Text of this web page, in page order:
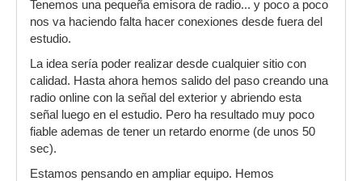
Tenemos una pequeña emisora de radio... y poco a poco
nos va haciendo falta hacer conexiones desde fuera del
estudio.
La idea sería poder realizar desde cualquier sitio con
calidad. Hasta ahora hemos salido del paso creando una
radio online con la señal del exterior y abriendo esta
señal luego en el estudio. Pero ha resultado muy poco
fiable ademas de tener un retardo enorme (de unos 50
sec).
Estamos pensando en ampliar equipo. Hemos